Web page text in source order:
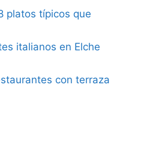
platos típicos que
italianos en Elche
con terraza